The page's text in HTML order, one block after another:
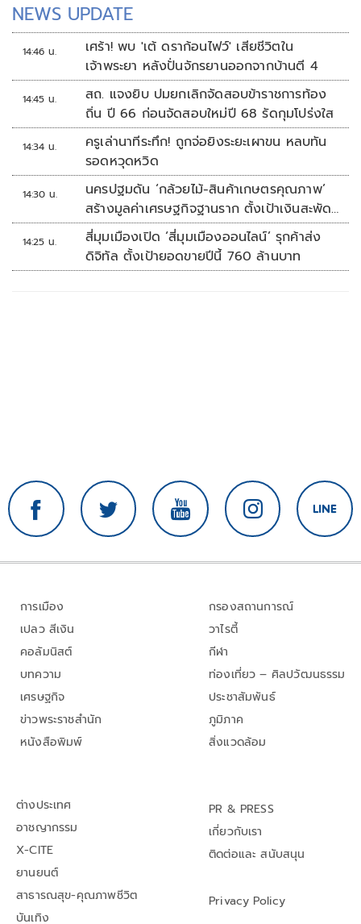
NEWS UPDATE
14:46 น.
เศร้า! พบ 'เต้ ดราก้อนไฟว์' เสียชีวิตใน
เจ้าพระยา หลังปั่นจักรยานออกจากบ้านตี 4
14:45 น.
สถ. แจงยิบ ปมยกเลิกจัดสอบข้าราชการท้อง
ถิ่น ปี 66 ก่อนจัดสอบใหม่ปี 68 รัดกุมโปร่งใส
14:34 น.
ครูเล่านาทีระทึก! ถูกจ่อยิงระยะเผาขน หลบทัน
รอดหวุดหวิด
14:30 น.
นครปฐมดัน ‘กล้วยไม้-สินค้าเกษตรคุณภาพ’
สร้างมูลค่าเศรษฐกิจฐานราก ตั้งเป้าเงินสะพัด
10 ล้านบาท
14:25 น.
สี่มุมเมืองเปิด ‘สี่มุมเมืองออนไลน์’ รุกค้าส่ง
ดิจิทัล ตั้งเป้ายอดขายปีนี้ 760 ล้านบาท
การเมือง
เปลว สีเงิน
คอลัมนิสต์
บทความ
เศรษฐกิจ
ข่าวพระราชสำนัก
หนังสือพิมพ์
กรองสถานการณ์
วาไรตี้
กีฬา
ท่องเที่ยว – ศิลปวัฒนธรรม
ประชาสัมพันธ์
ภูมิภาค
สิ่งแวดล้อม
ต่างประเทศ
อาชญากรรม
X-CITE
ยานยนต์
สาธารณสุข-คุณภาพชีวิต
บันเทิง
PR & PRESS
เกี่ยวกับเรา
ติดต่อและ สนับสนุน
Privacy Policy